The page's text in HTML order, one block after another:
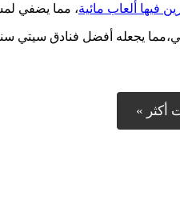
فيها ألعاب مائية، مما يضفي
يجعله أفضل فنادق سيتي
أكثر »